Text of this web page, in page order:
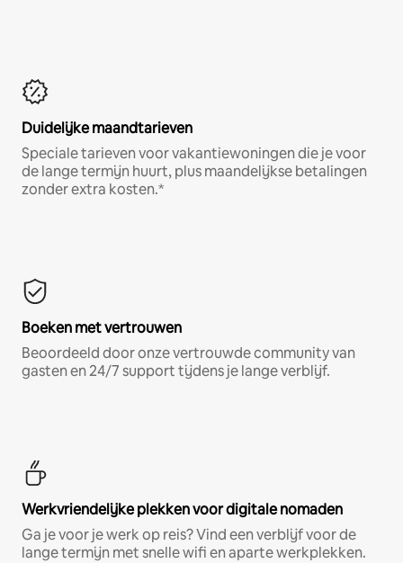
Duidelijke maandtarieven
Speciale tarieven voor vakantiewoningen die je voor
de lange termijn huurt, plus maandelijkse betalingen
zonder extra kosten.*
Boeken met vertrouwen
Beoordeeld door onze vertrouwde community van
gasten en 24/7 support tijdens je lange verblijf.
Werkvriendelijke plekken voor digitale nomaden
Ga je voor je werk op reis? Vind een verblijf voor de
lange termijn met snelle wifi en aparte werkplekken.